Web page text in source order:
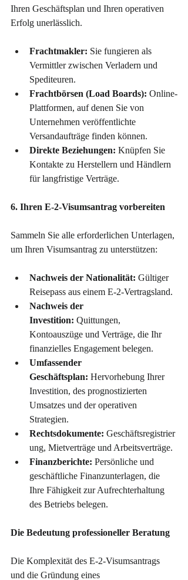
Ihren Geschäftsplan und Ihren operativen
Erfolg unerlässlich.
Frachtmakler: Sie fungieren als
Vermittler zwischen Verladern und
Spediteuren.
Frachtbörsen (Load Boards): Online-
Plattformen, auf denen Sie von
Unternehmen veröffentlichte
Versandaufträge finden können.
Direkte Beziehungen: Knüpfen Sie
Kontakte zu Herstellern und Händlern
für langfristige Verträge.
6. Ihren E-2-Visumsantrag vorbereiten
Sammeln Sie alle erforderlichen Unterlagen,
um Ihren Visumsantrag zu unterstützen:
Nachweis der Nationalität: Gültiger
Reisepass aus einem E-2-Vertragsland.
Nachweis der
Investition: Quittungen,
Kontoauszüge und Verträge, die Ihr
finanzielles Engagement belegen.
Umfassender
Geschäftsplan: Hervorhebung Ihrer
Investition, des prognostizierten
Umsatzes und der operativen
Strategien.
Rechtsdokumente: Geschäftsregistrier
ung, Mietverträge und Arbeitsverträge.
Finanzberichte: Persönliche und
geschäftliche Finanzunterlagen, die
Ihre Fähigkeit zur Aufrechterhaltung
des Betriebs belegen.
Die Bedeutung professioneller Beratung
Die Komplexität des E-2-Visumsantrags
und die Gründung eines